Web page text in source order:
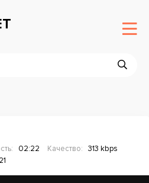
02:22 Качество:
313 kbps